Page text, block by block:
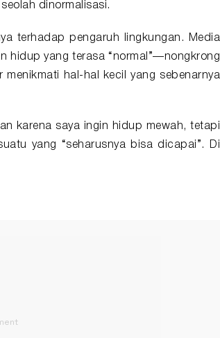
dinormalisasi.
terhadap pengaruh lingkungan. Media
hidup yang terasa “normal”—nongkrong
hal-hal kecil yang sebenarnya
karena saya ingin hidup mewah, tetapi
yang “seharusnya bisa dicapai”. Di